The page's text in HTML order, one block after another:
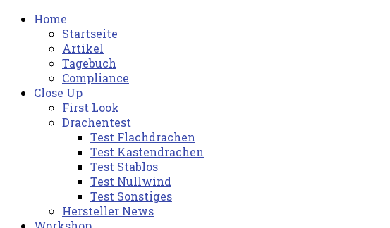
Home
Startseite
Artikel
Tagebuch
Compliance
Close Up
First Look
Drachentest
Test Flachdrachen
Test Kastendrachen
Test Stablos
Test Nullwind
Test Sonstiges
Hersteller News